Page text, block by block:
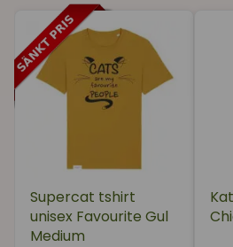
Linda
för 2 år sedan
Fint bokmärke passar
hundöron i boken.
Supercat tshirt
unisex Favourite Gul
Medium